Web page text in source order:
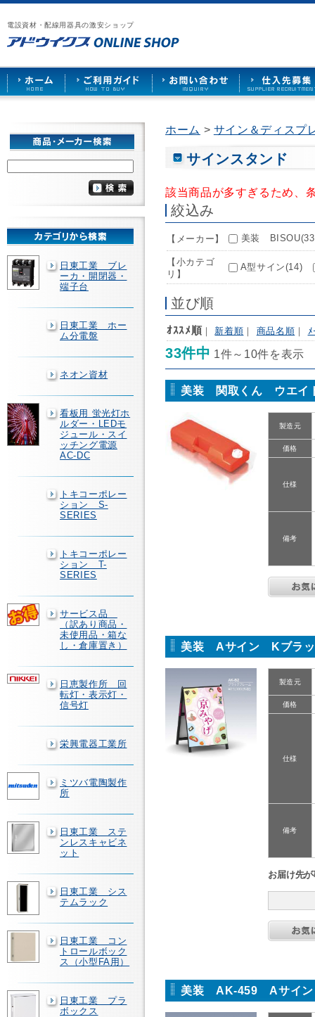
電設資材・配線用器具の激安ショップ
漏
電
ブ
レ
ー
カ
ー
や
照
ケ
ッ
ト
な
で
販
売
ア
ウ
イ
ス
HOME
ご
用
ガ
ド
お
い
合
せ
仕
先
募
日東工業 ブレ
ーカ・開閉器・
端子台
日東工業 ホー
ム分電盤
ネオン資材
看板用 蛍光灯ホ
ルダー・LEDモ
ジュール・スイ
ッチング電源
AC-DC
トキコーポレー
ション S-
SERIES
トキコーポレー
ション T-
SERIES
サービス品
（訳あり商品・
未使用品・箱な
し・倉庫置き）
日恵製作所 回
転灯・表示灯・
信号灯
栄興電器工業所
ミツバ電陶製作
所
日東工業 ステ
ンレスキャビネ
ット
日東工業 シス
テムラック
日東工業 コン
トロールボック
ス（小型FA用）
日東工業 プラ
ボックス
ホーム > サイン＆ディス
サインスタンド
該当商品が多すぎるため、
絞込み
【メーカー】 美装
【小カテゴ
リ】
A型サイン(14)
並び順
ｵｽｽﾒ順 ｜ 新着順 ｜ 商品名順 ｜ ﾒ
33件中 1件～10件を表示
美装 関取くん ウエイ
製造元
価格
仕様
備考
美装 Aサイン Kブラ
製造元
価格
仕様
備考
お届け先
美装 AK-459 Aサイン